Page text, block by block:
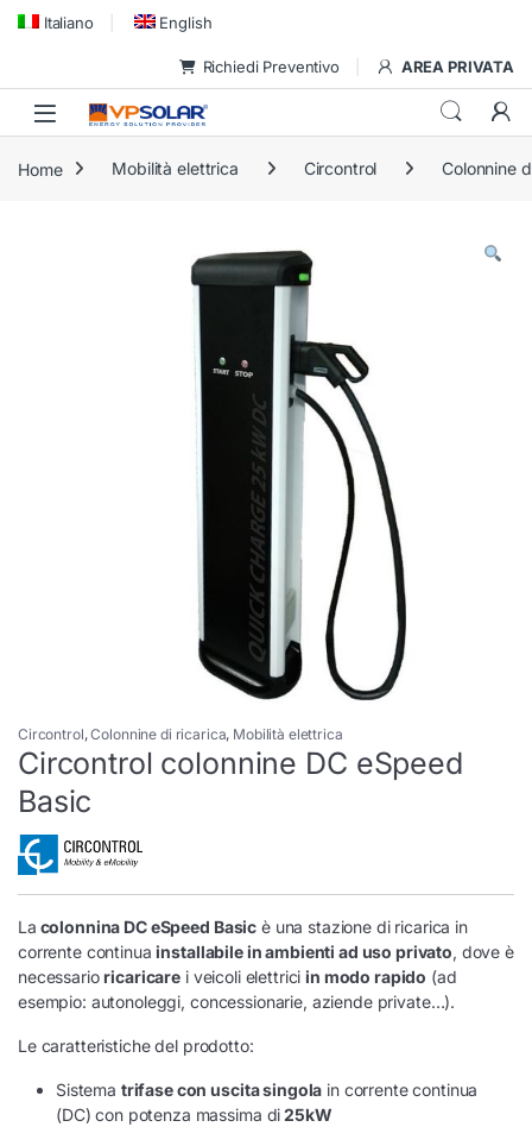
Skip to navigation
Skip to content
Italiano English
Richiedi Preventivo AREA PRIVATA
Home Mobilità elettrica Circontrol Colonnine
Circontrol,Colonnine di ricarica, Mobilità elettrica
Circontrol colonnine DC eSpeed
Basic
La colonnina DC eSpeed Basic è una stazione di ricarica in
corrente continuainstallabile in ambienti ad uso privato, dove è
necessarioricaricare i veicoli elettriciin modo rapido (ad
esempio: autonoleggi, concessionarie, aziende private…).
Le caratteristiche del prodotto:
Sistema trifase con uscita singola in corrente continua
(DC) con potenza massima di25kW